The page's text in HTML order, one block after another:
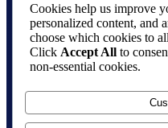
สำนักงาน : อาคารมูล
(อาคารภายในบริเว
พระราม 1 แขวงวังใ
Cookies help us improve
personalized content, and
choose which cookies to
Click Accept All to
non-essential cookies.